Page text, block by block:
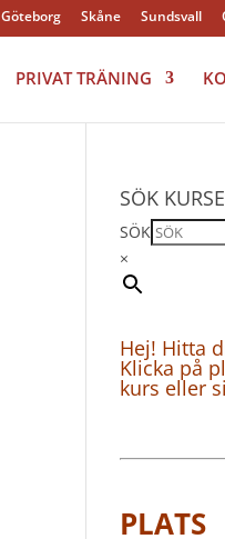
Göteborg Skåne Sundsvall
PRIVAT TRÄNING
SÖK
SÖK
×
Hej! Hitta
Klicka på
kurs eller
PLATS